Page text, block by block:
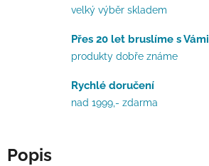
velký výběr skladem
Přes 20 let bruslíme s Vámi
produkty dobře známe
Rychlé doručení
nad 1999,- zdarma
Popis